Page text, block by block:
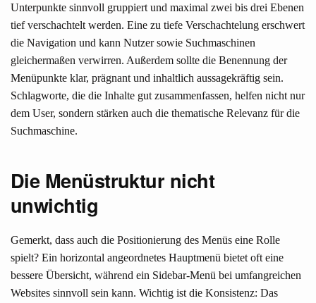
Unterpunkte sinnvoll gruppiert und maximal zwei bis drei Ebenen
tief verschachtelt werden. Eine zu tiefe Verschachtelung erschwert
die Navigation und kann Nutzer sowie Suchmaschinen
gleichermaßen verwirren. Außerdem sollte die Benennung der
Menüpunkte klar, prägnant und inhaltlich aussagekräftig sein.
Schlagworte, die die Inhalte gut zusammenfassen, helfen nicht nur
dem User, sondern stärken auch die thematische Relevanz für die
Suchmaschine.
Die Menüstruktur nicht
unwichtig
Gemerkt, dass auch die Positionierung des Menüs eine Rolle
spielt? Ein horizontal angeordnetes Hauptmenü bietet oft eine
bessere Übersicht, während ein Sidebar-Menü bei umfangreichen
Websites sinnvoll sein kann. Wichtig ist die Konsistenz: Das